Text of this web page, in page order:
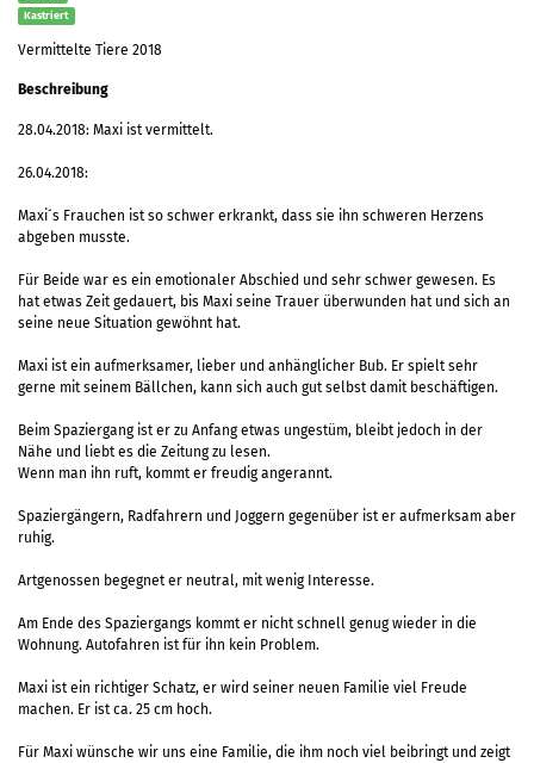
Kastriert
Vermittelte Tiere 2018
Beschreibung
28.04.2018: Maxi ist vermittelt.
26.04.2018:
Maxi´s Frauchen ist so schwer erkrankt, dass sie ihn schweren Herzens
abgeben musste.
Für Beide war es ein emotionaler Abschied und sehr schwer gewesen. Es
hat etwas Zeit gedauert, bis Maxi seine Trauer überwunden hat und sich an
seine neue Situation gewöhnt hat.
Maxi ist ein aufmerksamer, lieber und anhänglicher Bub. Er spielt sehr
gerne mit seinem Bällchen, kann sich auch gut selbst damit beschäftigen.
Beim Spaziergang ist er zu Anfang etwas ungestüm, bleibt jedoch in der
Nähe und liebt es die Zeitung zu lesen.
Wenn man ihn ruft, kommt er freudig angerannt.
Spaziergängern, Radfahrern und Joggern gegenüber ist er aufmerksam aber
ruhig.
Artgenossen begegnet er neutral, mit wenig Interesse.
Am Ende des Spaziergangs kommt er nicht schnell genug wieder in die
Wohnung. Autofahren ist für ihn kein Problem.
Maxi ist ein richtiger Schatz, er wird seiner neuen Familie viel Freude
machen. Er ist ca. 25 cm hoch.
Für Maxi wünsche wir uns eine Familie, die ihm noch viel beibringt und zeigt